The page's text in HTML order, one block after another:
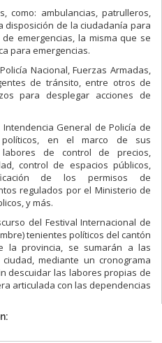
como: ambulancias, patrulleros,
de la ciudadanía para
emergencias, la misma que se
para emergencias.
Nacional, Fuerzas Armadas,
de tránsito, entre otros de
para desplegar acciones de
General de Policía de
en el marco de sus
de control de precios,
control de espacios públicos,
de los permisos de
regulados por el Ministerio de
y más.
del Festival Internacional de
tenientes políticos del cantón
la provincia, se sumarán a las
mediante un cronograma
descuidar las labores propias de
articulada con las dependencias